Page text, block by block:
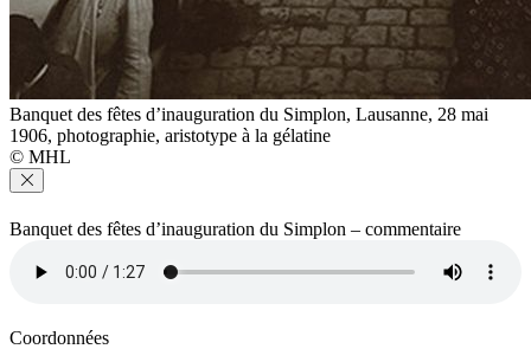
Banquet des fêtes d’inauguration du Simplon, Lausanne, 28 mai
1906, photographie, aristotype à la gélatine
© MHL
Banquet des fêtes d’inauguration du Simplon – commentaire
Coordonnées